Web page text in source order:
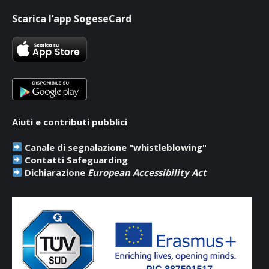
opens
in
new
opens
in
new
opens
in
new
Scarica l’app SogeseCard
Aiuti e contributi pubblici
Canale di segnalazione "whistleblowing"
Contatti Safeguarding
Dichiarazione European Accessibility Act